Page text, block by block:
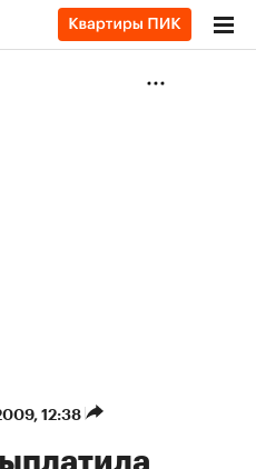
12:38